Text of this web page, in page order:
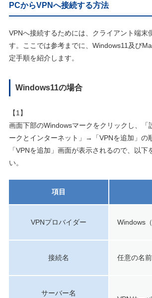
PCからVPNへ接続する方法
VPNへ接続するためには、クライアント端末
す。ここでは参考までに、Windows11及び
定手順を紹介します。
Windows11の場合
【1】
画面下部のWindowsマークをクリックし、
ークとインターネット」→「VPNを追加」の
「VPNを追加」画面が表示されるので、以下
い。
項目
VPNプロバイダー Windows
接続名 任意の名
サーバー名